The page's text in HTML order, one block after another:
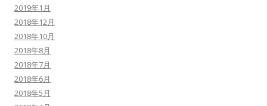
2019年1月
2018年12月
2018年10月
2018年8月
2018年7月
2018年6月
2018年5月